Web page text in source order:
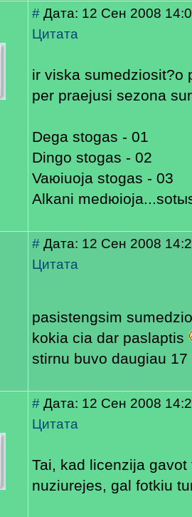
# Дата: 12 Сен 2008
Цитата
ir viska sumedziosit?o
per praejusi sezona
Dega stogas - 01
Dingo stogas - 02
Vaюiuoja stogas - 03
Alkani
# Дата: 12 Сен 2008
Цитата
pasistengsim
kokia cia dar paslaptis
stirnu buvo daugiau 17
# Дата: 12 Сен 2008
Цитата
Tai, kad licenzija
nuziurejes, gal fotkiu